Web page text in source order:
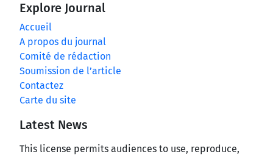
Explore Journal
Accueil
A propos du journal
Comité de rédaction
Soumission de l’article
Contactez
Carte du site
Latest News
This license permits audiences to use, reproduce,